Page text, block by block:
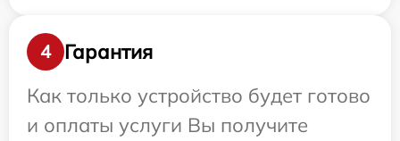
4
Гарантия
Как только устройство будет готово
и оплаты услуги Вы получите